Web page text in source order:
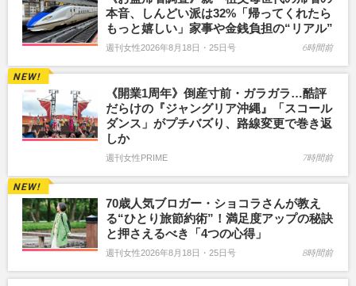
本音、しんどい派は32%「帰ってくれたら
もっと嬉しい」家事や金銭負担の“リアル”
週刊女性2026年8月18日・25日号 6時間前
《開業1周年》倒産寸前・ガラガラ…酷評
だらけの『ジャングリア沖縄』「スコール
ダンス」がプチバズり、路線変更で巻き返
しか
週刊女性PRIME 7時間前
70歳人気ブロガー・ショコラさんが教え
る“ひとり旅節約術”！満足度アップの秘訣
と押さえるべき「4つの心得」
週刊女性2026年8月18日・25日号 8時間前